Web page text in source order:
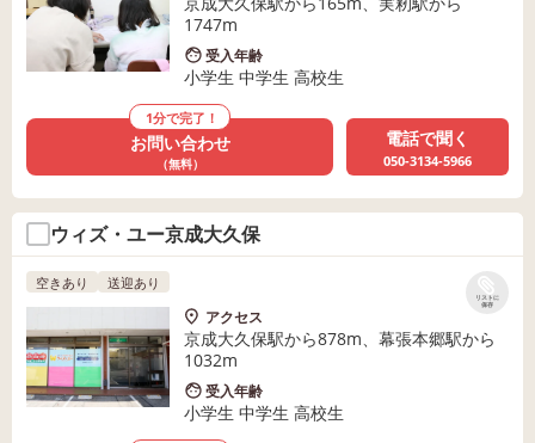
1747m
受入年齢
小学生 中学生 高校生
1分で完了！
お問い合わせ
（無料）
電話で聞く
050-3134-5966
ウィズ・ユー京成大久保
リストに
保存
空きあり 送迎あり
アクセス
京成大久保駅から878m、幕張本郷駅から
1032m
受入年齢
小学生 中学生 高校生